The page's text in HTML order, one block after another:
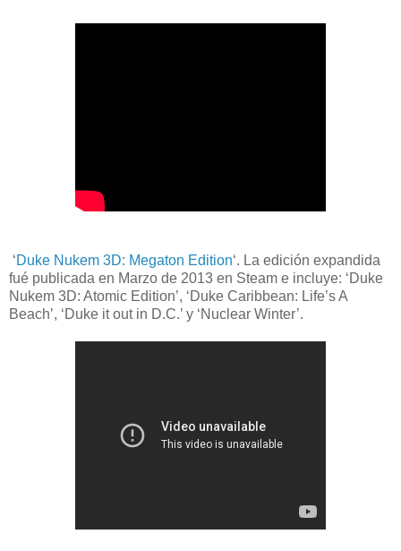
‘Duke Nukem 3D: Megaton Edition‘. La edición expandida
fué publicada en Marzo de 2013 en Steam e incluye: ‘Duke
Nukem 3D: Atomic Edition’, ‘Duke Caribbean: Life’s A
Beach’, ‘Duke it out in D.C.’ y ‘Nuclear Winter’.